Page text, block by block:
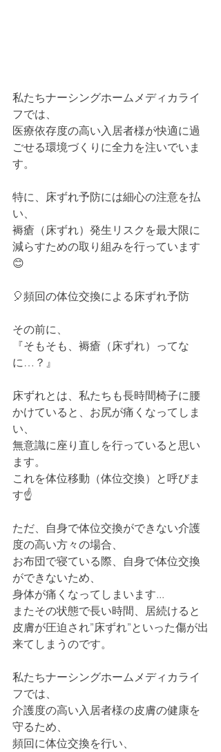
私たちナーシングホームメディカライ
フでは、
医療依存度の高い入居者様が快適に過
ごせる環境づくりに全力を注いでいま
す。
特に、床ずれ予防には細心の注意を払
い、
褥瘡（床ずれ）発生リスクを最大限に
減らすための取り組みを行っています
😊
🎈頻回の体位交換による床ずれ予防
その前に、
『そもそも、褥瘡（床ずれ）ってな
に…？』
床ずれとは、私たちも長時間椅子に腰
かけていると、お尻が痛くなってしま
い、
無意識に座り直しを行っていると思い
ます。
これを体位移動（体位交換）と呼びま
す☝️
ただ、自身で体位交換ができない介護
度の高い方々の場合、
お布団で寝ている際、自身で体位交換
ができないため、
身体が痛くなってしまいます...
またその状態で長い時間、居続けると
皮膚が圧迫され”床ずれ”といった傷が出
来てしまうのです。
私たちナーシングホームメディカライ
フでは、
介護度の高い入居者様の皮膚の健康を
守るため、
頻回に体位交換を行い、